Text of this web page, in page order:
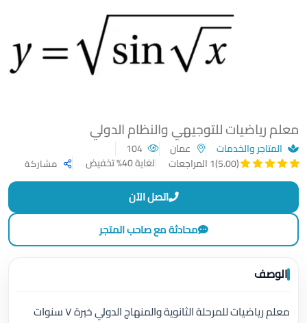
معلم رياضيات للتوجيهي والنظام الدولي
المتاجر والخدمات عمان
(5.00)
1 المراجعات لغاية 40% تخفيض مشاركة
اتصل الآن
محادثة مع صاحب المتجر
الوصف
معلم رياضيات للمرحلة الثانوية والمنهاج الدولي خبرة ٧ سنوات